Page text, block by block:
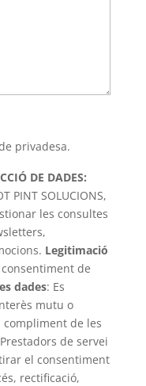
privadesa.
DE DADES:
PINT SOLUCIONS,
les consultes
Legitimació
de
dades: Es
mutu o
de les
de servei
el consentiment
rectificació,